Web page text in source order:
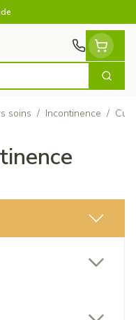
soins / Incontinence /